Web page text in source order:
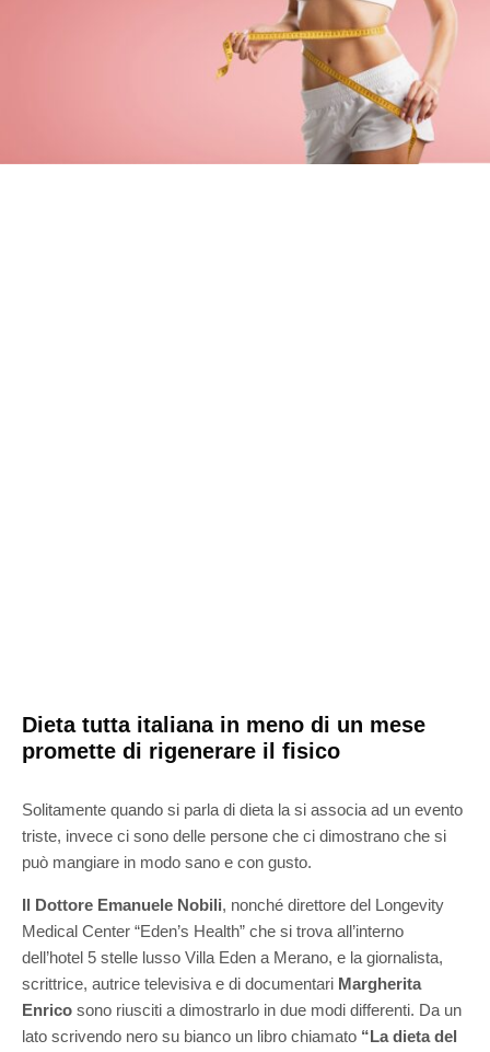
Dieta tutta italiana in meno di un mese
promette di rigenerare il fisico
Solitamente quando si parla di dieta la si associa ad un evento
triste, invece ci sono delle persone che ci dimostrano che si
può mangiare in modo sano e con gusto.
Il Dottore Emanuele Nobili, nonché direttore del Longevity
Medical Center “Eden’s Health” che si trova all’interno
dell’hotel 5 stelle lusso Villa Eden a Merano, e la giornalista,
scrittrice, autrice televisiva e di documentari Margherita
Enrico sono riusciti a dimostrarlo in due modi differenti. Da un
lato scrivendo nero su bianco un libro chiamato “La dieta del